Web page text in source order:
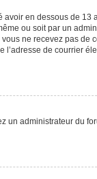
en dessous de 13
ou soit par un
ne recevez pas de
de courrier
un administrateur du